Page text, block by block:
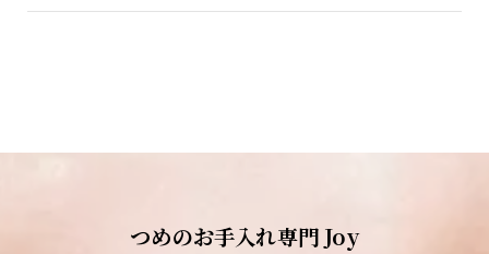
つめのお手入れ専門 Joy